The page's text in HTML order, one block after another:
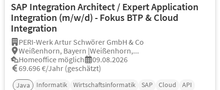
SAP Integration Architect / Expert Application
Integration (m/w/d) - Fokus BTP & Cloud
Integration
PERI-Werk Artur Schwörer GmbH & Co
Weißenhorn, Bayern |Weißenhorn,...
Homeoffice möglich
09.08.2026
69.696 €/Jahr (geschätzt)
Java Informatik Wirtschaftsinformatik SAP Cloud
API